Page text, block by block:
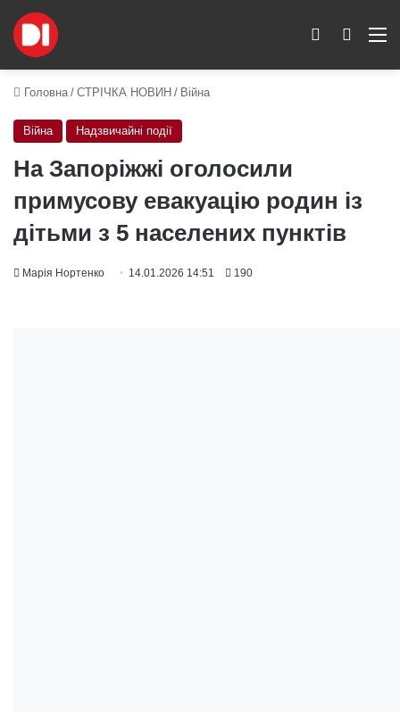
Пошук
Switch skin
Головна / СТРІЧКА НОВИН / Війна
Війна Надзвичайні події
На Запоріжжі оголосили
примусову евакуацію родин із
дітьми з 5 населених пунктів
Марія Нортенко 14.01.2026 14:51 190